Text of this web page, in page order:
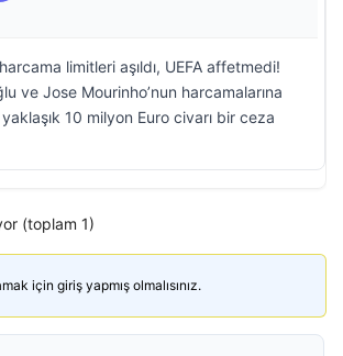
limitleri aşıldı, UEFA affetmedi!
ve Jose Mourinho’nun harcamalarına
yaklaşık 10 milyon Euro civarı bir ceza
(toplam 1)
için giriş yapmış olmalısınız.